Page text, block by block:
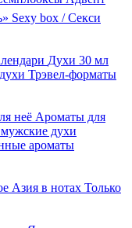
Sexy box / Секси
Духи 30 мл
Трэвел-форматы
неё Ароматы для
духи
ароматы
Азия в нотах Только